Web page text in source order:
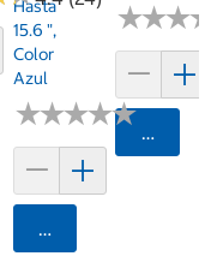
Hasta
15.6 ",
Color
Azul
★★★★★
★★★★★
Agregar
★★★
★★★